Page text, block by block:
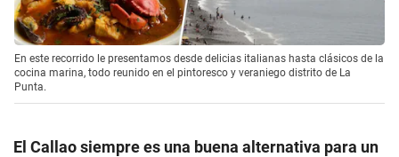
En este recorrido le presentamos desde delicias italianas hasta clásicos de la
cocina marina, todo reunido en el pintoresco y veraniego distrito de La
Punta.
El Callao siempre es una buena alternativa para un